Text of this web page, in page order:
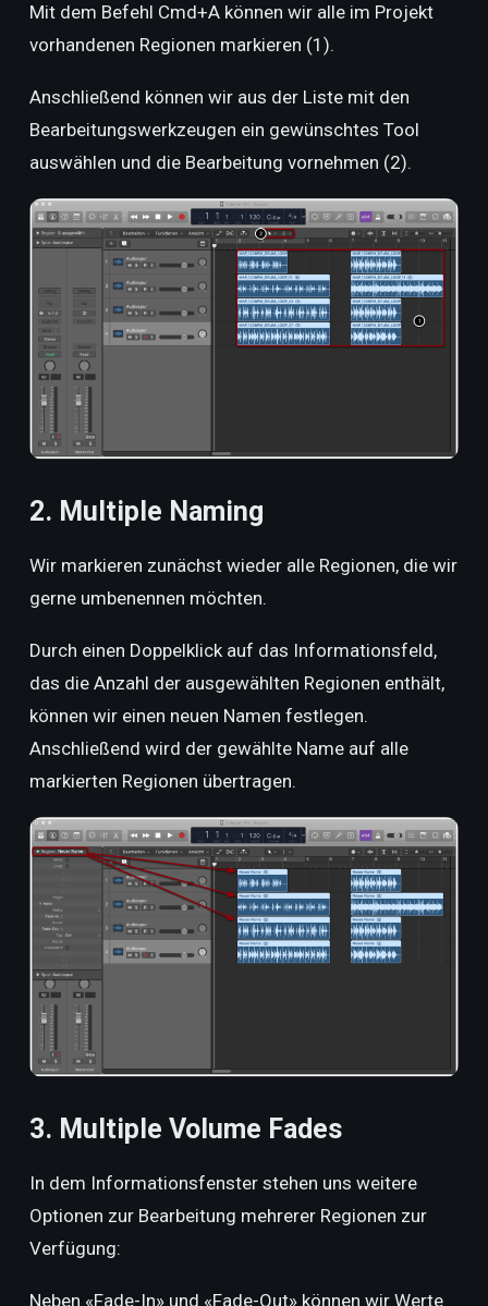
Mit dem Befehl Cmd+A können wir alle im Projekt
vorhandenen Regionen markieren (1).
Anschließend können wir aus der Liste mit den
Bearbeitungswerkzeugen ein gewünschtes Tool
auswählen und die Bearbeitung vornehmen (2).
2. Multiple Naming
Wir markieren zunächst wieder alle Regionen, die wir
gerne umbenennen möchten.
Durch einen Doppelklick auf das Informationsfeld,
das die Anzahl der ausgewählten Regionen enthält,
können wir einen neuen Namen festlegen.
Anschließend wird der gewählte Name auf alle
markierten Regionen übertragen.
3. Multiple Volume Fades
In dem Informationsfenster stehen uns weitere
Optionen zur Bearbeitung mehrerer Regionen zur
Verfügung:
Neben «Fade-In» und «Fade-Out» können wir Werte